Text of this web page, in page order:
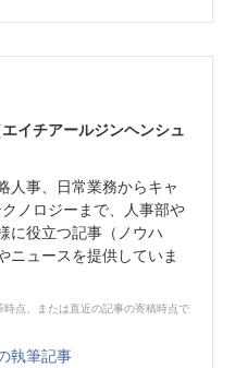
イチアールジンヘンシュ
人事、日常業務からキャ
ノロジーまで、人事部や
に役立つ記事（ノウハ
ニュースを提供していま
点、または直近の記事の寄稿時点で
執筆記事